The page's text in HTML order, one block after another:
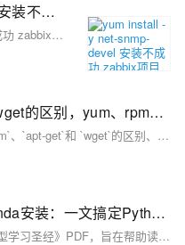
yum install -y net-snmp-devel 安装不成功 zabbix项目安装，Errors during downloading metadata for repository ‘extras-common’:问题解决方案-优雅草卓伊凡
yum install -y net-snmp-devel 安装不成功 zabbix项目安装，Errors during downloading metadata for repository ‘extras-common’:问题解决方案-优雅草卓伊凡
Linux中yum、rpm、apt-get、wget的区别，yum、rpm、apt-get常用命令，CentOS、Ubuntu中安装wget
通过本文，我们详细了解了 `yum`、`rpm`、`apt-get`和 `wget`的区别、常用命令以及在CentOS和Ubuntu中安装 `wget`的方法。`yum`和 `apt-get`是高层次的包管理器，分别用于RPM系和Debian系发行版，能够自动解决依赖问题；而 `rpm`是低层次的包管理工具，适合处理单个包；`wget`则是一个功能强大的下载工具，适用于各种下载任务。在实际使用中，根据系统类型和任务需求选择合适的工具，可以大大提高工作效率和系统管理的便利性。
python安装、vscode安装、conda安装：一文搞定Python的开发环境（史上最全）
尼恩架构团队推出了一系列《LLM大模型学习圣经》PDF，旨在帮助读者深入理解并掌握大型语言模型（LLM）及其相关技术。该系列包括Python基础、Transformer架构、LangChain框架、RAG架构及LLM智能体等内容，覆盖从理论到实践的各个方面。此外，尼恩还提供了配套视频教程，计划于2025年5月前发布，助力更多人成为大模型应用架构师，冲击年薪百万目标。